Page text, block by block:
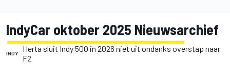
IndyCar oktober 2025 Nieuwsarchief
INDY
Herta sluit Indy 500 in 2026 niet uit ondanks overstap naar
F2